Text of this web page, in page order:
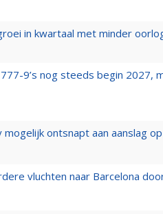
in kwartaal met minder
9’s nog steeds begin 2027,
ontsnapt aan aanslag
vluchten naar Barcelona